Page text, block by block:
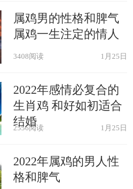
属鸡男的性格和脾气
属鸡一生注定的情人
3408阅读 1月25日
2022年感情必复合的
生肖鸡 和好如初适合
结婚
2556阅读 1月25日
2022年属鸡的男人性
格和脾气